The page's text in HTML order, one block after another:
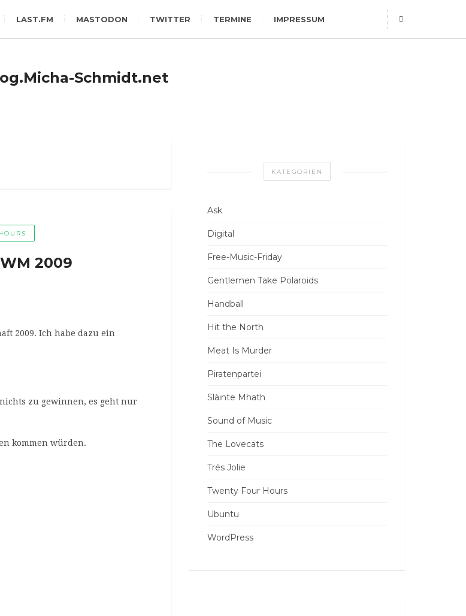
LAST.FM MASTODON TWITTER TERMINE IMPRESSUM
Schmidt.net
2009
2009. Ich habe dazu ein
zu gewinnen, es geht nur
kommen würden.
KATEGORIEN
Ask
Digital
Free-Music-Friday
Gentlemen Take Polaroids
Handball
Hit the North
Meat Is Murder
Piratenpartei
Slàinte Mhath
Sound of Music
The Lovecats
Trés Jolie
Twenty Four Hours
Ubuntu
WordPress